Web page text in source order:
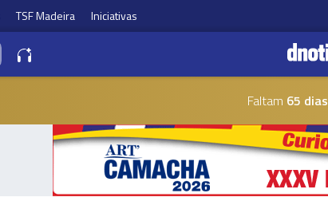
TSF Madeira Iniciativas
Faltam 65 dias